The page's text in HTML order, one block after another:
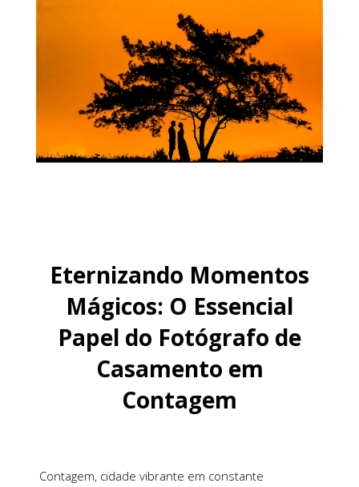
Eternizando Momentos
Mágicos: O Essencial
Papel do Fotógrafo de
Casamento em
Contagem
Contagem, cidade vibrante em constante